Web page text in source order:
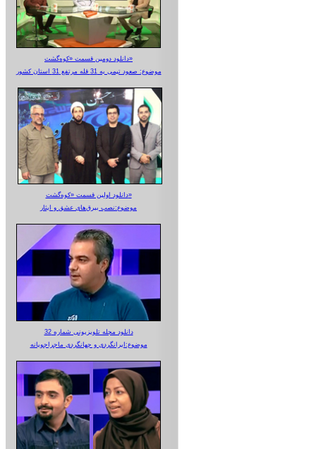
دانلود دومین قسمت «کوه‌گشت»
موضوع: صعود تیمی به 31 قله مرتفع 31 استان کشور
دانلود اولین قسمت «کوه‌گشت»
موضوع:نصب بیرق‌های عشق و ایثار
دانلود مجله تلویزیونی شماره 32
موضوع:ایرانگردی و جهانگردی ماجراجویانه